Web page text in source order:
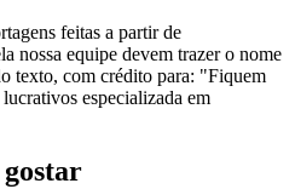
feitas a partir de
nossa equipe devem trazer o nome
texto, com crédito para: "Fiquem
especializada em